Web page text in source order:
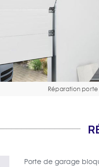
Réparation
Porte de garage